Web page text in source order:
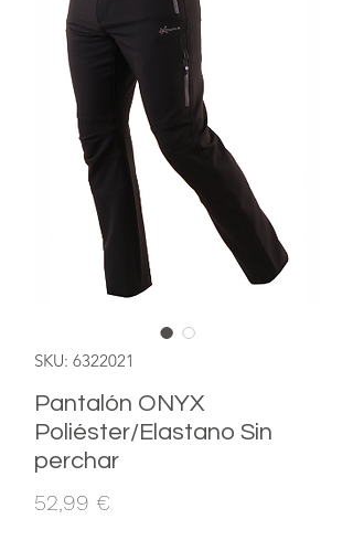
SKU: 6322021
Pantalón ONYX
Poliéster/Elastano Sin
perchar
52,99 €